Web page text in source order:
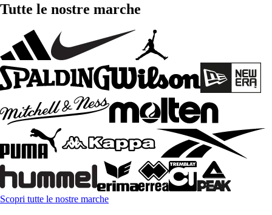
Tutte le nostre marche
Scopri tutte le nostre marche